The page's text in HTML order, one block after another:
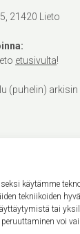
käytämme
tekniikoiden
tai
voi
21420 Lieto
etusivulta!
(puhelin) arkisin